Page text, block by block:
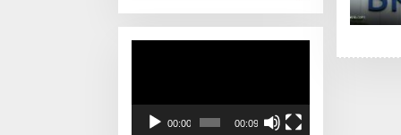
00:00 00:09